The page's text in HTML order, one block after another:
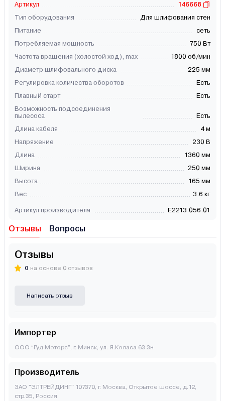
Артикул
146668
Тип оборудования
Для шлифования стен
Питание
сеть
Потребляемая мощность
750 Вт
Частота вращения (холостой ход), max
1800 об/мин
Диаметр шлифовального диска
225 мм
Регулировка количества оборотов
Есть
Плавный старт
Есть
Возможность подсоединения
пылесоса
Есть
Длина кабеля
4 м
Напряжение
230 В
Длина
1360 мм
Ширина
250 мм
Высота
165 мм
Вес
3.6 кг
Артикул производителя E2213.056.01
Отзывы Вопросы
Отзывы
0 на основе 0 отзывов
Написать отзыв
Импортер
ООО “Гуд Моторс”, г. Минск, ул. Я.Коласа 63 3н
Производитель
ЗАО "ЭЛТРЕЙДИНГ" 107370, г. Москва, Открытое шоссе, д.12,
стр.35, Россия